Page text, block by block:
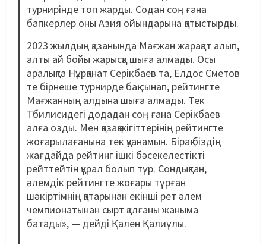
турнирінде топ жарды. Содан соң ғана
бапкерлер оны Азия ойындарына қатыстырды.
2023 жылдың қазанында Мағжан жарақат алып,
алты ай бойы жарысқа шыға алмады. Осы
аралықта Нұрқанат Серікбаев та, Елдос Сметов
те бірнеше турнирде бақ сынап, рейтингте
Мағжанның алдына шыға алмады. Тек
Тбилисидегі додадан соң ғана Серікбаев
алға озды. Мен қазақ жігіттерінің рейтингте
жоғарылағанына тек қуанамын. Бірақ біздің
жағдайда рейтинг ішкі бәсекелестікті
рейттейтін құрал болып тұр. Сондықтан,
әлемдік рейтингте жоғары тұрған
шәкіртімнің қатарынан екінші рет әлем
чемпионатынан сырт қалғаны жаныма
батады», — дейді Қален Қалиұлы.